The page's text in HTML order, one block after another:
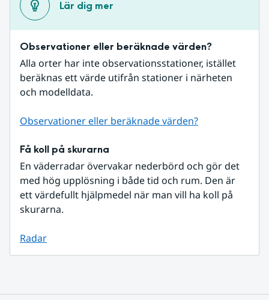
Lär dig mer
Observationer eller beräknade värden?
Alla orter har inte observationsstationer, istället
beräknas ett värde utifrån stationer i närheten
och modelldata.
Observationer eller beräknade värden?
Få koll på skurarna
En väderradar övervakar nederbörd och gör det
med hög upplösning i både tid och rum. Den är
ett värdefullt hjälpmedel när man vill ha koll på
skurarna.
Radar